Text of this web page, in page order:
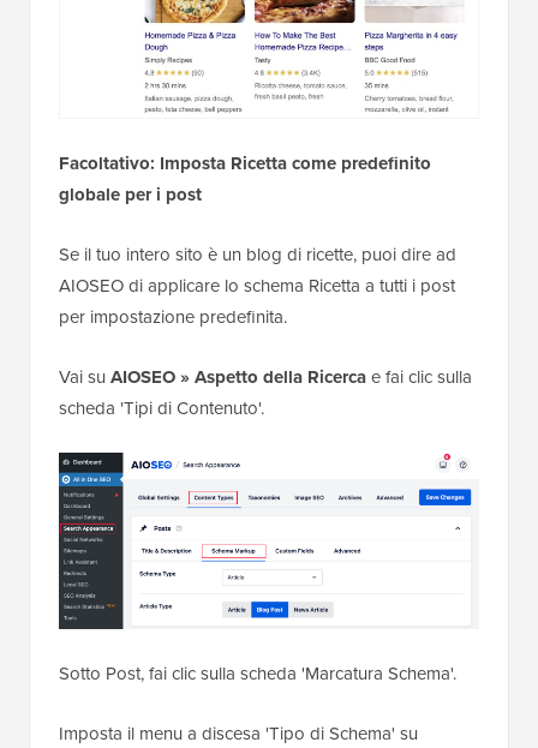
Facoltativo: Imposta Ricetta come predefinito
globale per i post
Se il tuo intero sito è un blog di ricette, puoi dire ad
AIOSEO di applicare lo schema Ricetta a tutti i post
per impostazione predefinita.
Vai su AIOSEO » Aspetto della Ricercae fai clic sulla
scheda 'Tipi di Contenuto'.
Sotto Post, fai clic sulla scheda 'Marcatura Schema'.
Imposta il menu a discesa 'Tipo di Schema' su